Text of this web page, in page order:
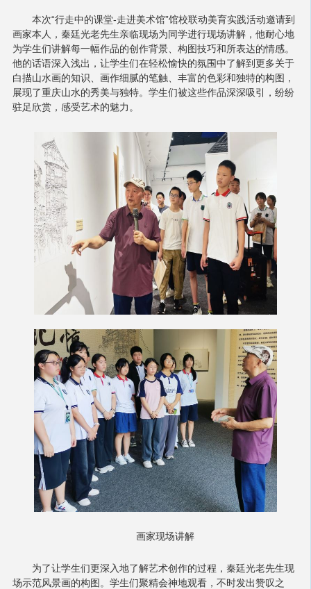
本次“行走中的课堂-走进美术馆”馆校联动美育实践活动邀请到
画家本人，秦廷光老先生亲临现场为同学进行现场讲解，他耐心地
为学生们讲解每一幅作品的创作背景、构图技巧和所表达的情感。
他的话语深入浅出，让学生们在轻松愉快的氛围中了解到更多关于
白描山水画的知识、画作细腻的笔触、丰富的色彩和独特的构图，
展现了重庆山水的秀美与独特。学生们被这些作品深深吸引，纷纷
驻足欣赏，感受艺术的魅力。
画家现场讲解
为了让学生们更深入地了解艺术创作的过程，秦廷光老先生现
场示范风景画的构图。学生们聚精会神地观看，不时发出赞叹之